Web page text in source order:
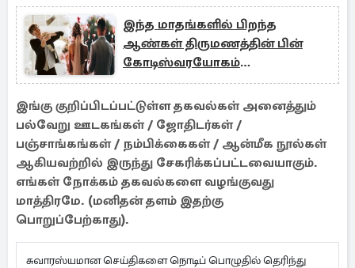
இந்த மாதங்களில் பிறந்த
ஆண்கள் திருமணத்தின் பின்
கோடிஸ்வரயோகம்
பெறுவார்களாம்! நீங்க எந்த
மாதம்?
இங்கு குறிப்பிடப்பட்டுள்ள தகவல்கள் அனைத்தும்
பல்வேறு ஊடகங்கள் / ஜோதிடர்கள் /
பஞ்சாங்கங்கள் / நம்பிக்கைகள் / ஆன்மீக நூல்கள்
ஆகியவற்றில் இருந்து சேகரிக்கப்பட்டவையாகும்.
எங்கள் நோக்கம் தகவல்களை வழங்குவது
மாத்திரமே. (மனிதன் தளம் இதற்கு
பொறுப்பேற்காது).
சுவாரஸ்யமான செய்திகளை நொடிப் பொழுதில் தெரிந்து